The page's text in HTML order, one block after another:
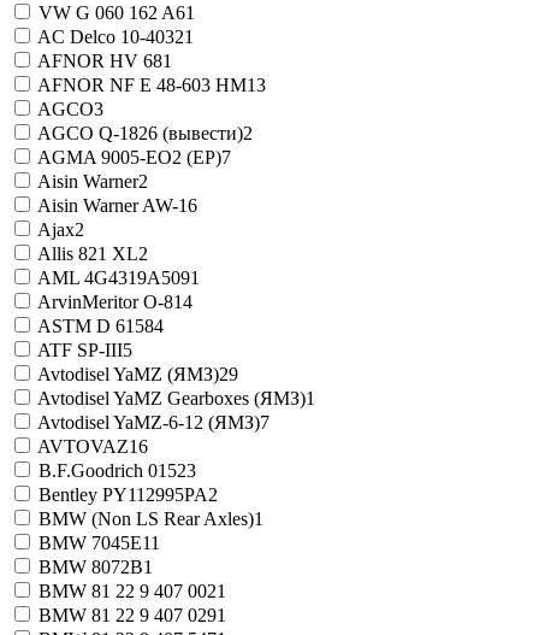
VW G 060 162 A61
AC Delco 10-40321
AFNOR HV 681
AFNOR NF E 48-603 HM13
AGCO3
AGCO Q-1826 (вывести)2
AGMA 9005-EO2 (EP)7
Aisin Warner2
Aisin Warner AW-16
Ajax2
Allis 821 XL2
AML 4G4319A5091
ArvinMeritor O-814
ASTM D 61584
ATF SP-III5
Avtodisel YaMZ (ЯМЗ)29
Avtodisel YaMZ Gearboxes (ЯМЗ)1
Avtodisel YaMZ-6-12 (ЯМЗ)7
AVTOVAZ16
B.F.Goodrich 01523
Bentley PY112995PA2
BMW (Non LS Rear Axles)1
BMW 7045E11
BMW 8072B1
BMW 81 22 9 407 0021
BMW 81 22 9 407 0291